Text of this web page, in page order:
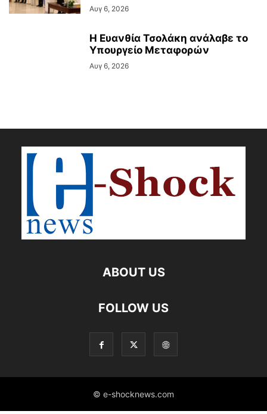
Αυγ 6, 2026
Η Ευανθία Τσολάκη ανάλαβε το
Υπουργείο Μεταφορών
Αυγ 6, 2026
ABOUT US
FOLLOW US
© e-shocknews.com